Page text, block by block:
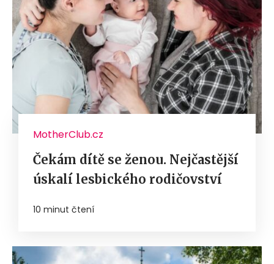
MotherClub.cz
Čekám dítě se ženou. Nejčastější
úskalí lesbického rodičovství
10 minut čtení